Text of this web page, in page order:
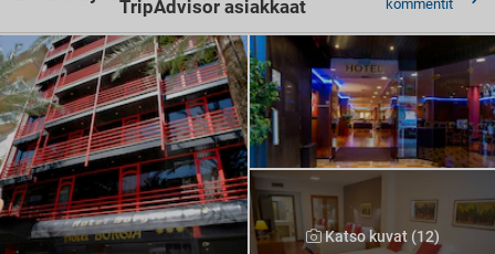
kommentit
Katso kuvat (12)